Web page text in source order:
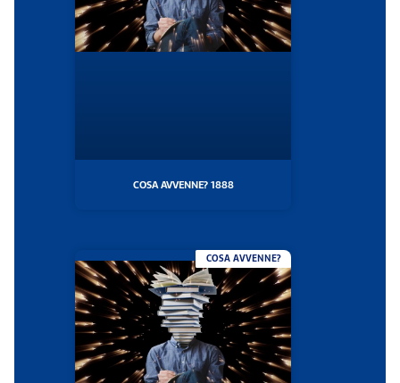
COSA AVVENNE? 1888
COSA AVVENNE?